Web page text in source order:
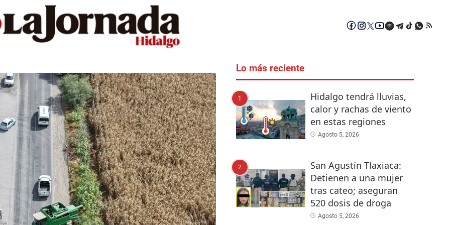
Lo más reciente
1
Hidalgo tendrá lluvias,
calor y rachas de viento
en estas regiones
Agosto 5, 2026
2
San Agustín Tlaxiaca:
Detienen a una mujer
tras cateo; aseguran
520 dosis de droga
Agosto 5, 2026